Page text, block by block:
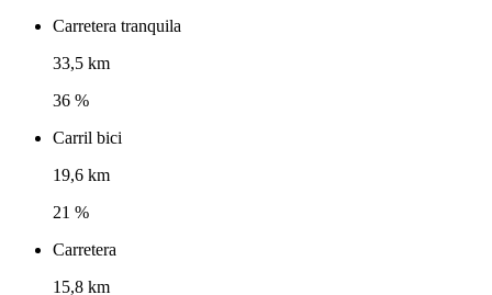
Carretera tranquila
33,5 km
36 %
Carril bici
19,6 km
21 %
Carretera
15,8 km